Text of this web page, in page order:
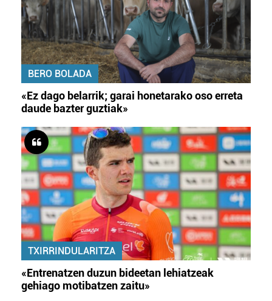
BERO BOLADA
«Ez dago belarrik; garai honetarako oso erreta
daude bazter guztiak»
TXIRRINDULARITZA
«Entrenatzen duzun bideetan lehiatzeak
gehiago motibatzen zaitu»